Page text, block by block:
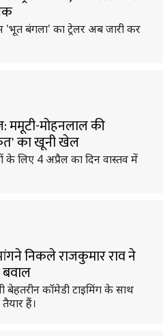
'भूत बंगला' का ट्रेलर अब जारी कर
ममूटी-मोहनलाल की
का खूनी खेल
के लिए 4 अप्रैल का दिन वास्तव में
निकले राजकुमार राव ने
बेहतरीन कॉमेडी टाइमिंग के साथ
हैं।